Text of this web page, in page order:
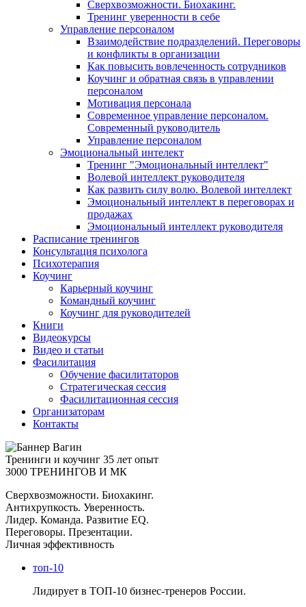
Сверхвозможности. Биохакинг.
Тренинг уверенности в себе
Управление персоналом
Взаимодействие подразделений. Переговоры
и конфликты в организации
Как повысить вовлеченность сотрудников
Коучинг и обратная связь в управлении
персоналом
Мотивация персонала
Современное управление персоналом.
Современный руководитель
Управление персоналом
Эмоциональный интелект
Тренинг "Эмоциональный интеллект"
Волевой интеллект руководителя
Как развить силу волю. Волевой интеллект
Эмоциональный интеллект в переговорах и
продажах
Эмоциональный интеллект руководителя
Расписание тренингов
Консультация психолога
Психотерапия
Коучинг
Карьерный коучинг
Командный коучинг
Коучинг для руководителей
Книги
Видеокурсы
Видео и статьи
Фасилитация
Обучение фасилитаторов
Стратегическая сессия
Фасилитационная сессия
Организаторам
Контакты
Тренинги и коучинг 35 лет опыт
3000 ТРЕНИНГОВ И МК
Сверхвозможности. Биохакинг.
Антихрупкость. Уверенность.
Лидер. Команда. Развитие EQ.
Переговоры. Презентации.
Личная эффективность
топ-10
Лидирует в ТОП-10 бизнес-тренеров России.